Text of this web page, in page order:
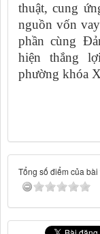
thuật, cung
nguồn vốn
phần cùng
hiện thắng
phường khóa
Tổng số điểm của